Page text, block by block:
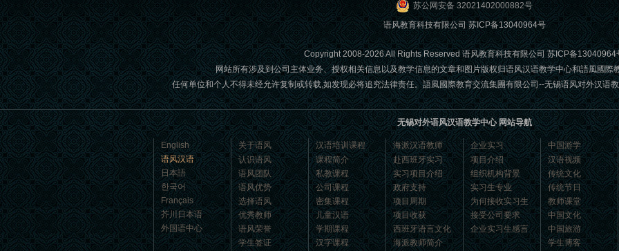
语风汉语学生Jennifer
我叫Jennifer，我非常喜欢在语风汉语无
锡校学习汉语，这是一个非常好的学习
汉语和交朋友的好地方。 ...
苏公网安备 32021402000882号
语风教育科技有限公司苏ICP备13040964号
Copyright 2008-2026 All Rights Reserved 语风教育科技有限公司苏ICP备13040964
网站所有涉及到公司主体业务、授权相关信息以及教学信息的文章和图片版权归语风汉语教学中心和語風國際
任何单位和个人不得未经允许复制或转载,如发现必将追究法律责任。語風國際教育交流集團有限公司--无锡语风对外汉语
无锡对外语风汉语教学中心 网站导航
English
语风汉语
日本語
한국어
Français
芥川日本语
外国语中心
关于语风
认识语风
语风团队
语风优势
选择语风
优秀教师
语风荣誉
学生签证
汉语培训课程
课程简介
私教课程
公司课程
密集课程
儿童汉语
学期课程
汉字课程
海派汉语教师
赴西班牙实习
实习项目介绍
政府支持
项目周期
项目收获
西班牙语言文化
海派教师简介
企业实习
项目介绍
组织机构背景
实习生专业
为何接收实习生
接受公司要求
企业实习生感言
中国游学
汉语视频
传统文化
传统节日
教师课堂
中国文化
中国旅游
学生博客